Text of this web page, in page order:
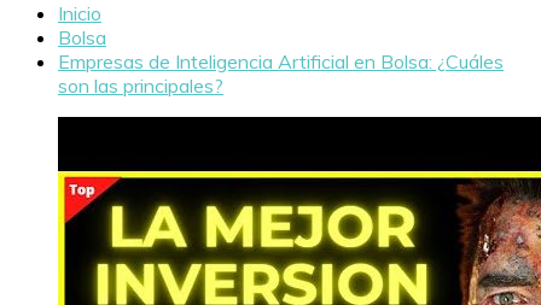
Inicio
Bolsa
Empresas de Inteligencia Artificial en Bolsa: ¿Cuáles
son las principales?